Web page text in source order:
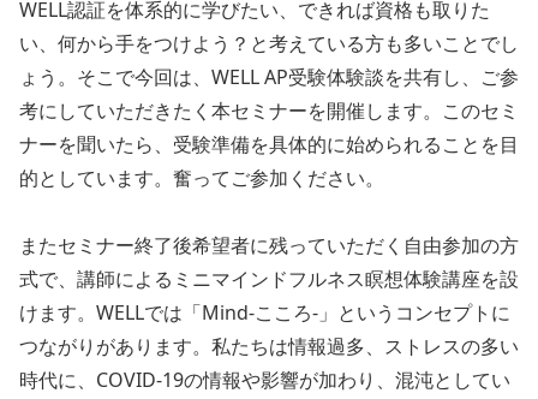
WELL認証を体系的に学びたい、できれば資格も取りた
い、何から手をつけよう？と考えている方も多いことでし
ょう。そこで今回は、WELL AP受験体験談を共有し、ご参
考にしていただきたく本セミナーを開催します。このセミ
ナーを聞いたら、受験準備を具体的に始められることを目
的としています。奮ってご参加ください。
またセミナー終了後希望者に残っていただく自由参加の方
式で、講師によるミニマインドフルネス瞑想体験講座を設
けます。WELLでは「Mind-こころ-」というコンセプトに
つながりがあります。私たちは情報過多、ストレスの多い
時代に、COVID-19の情報や影響が加わり、混沌としてい